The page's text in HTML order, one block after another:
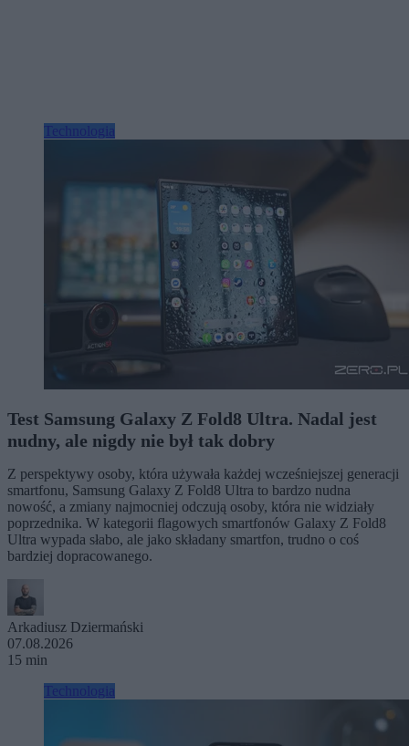
Technologia
Test Samsung Galaxy Z Fold8 Ultra. Nadal jest
nudny, ale nigdy nie był tak dobry
Z perspektywy osoby, która używała każdej wcześniejszej generacji
smartfonu, Samsung Galaxy Z Fold8 Ultra to bardzo nudna
nowość, a zmiany najmocniej odczują osoby, która nie widziały
poprzednika. W kategorii flagowych smartfonów Galaxy Z Fold8
Ultra wypada słabo, ale jako składany smartfon, trudno o coś
bardziej dopracowanego.
Arkadiusz Dziermański
07.08.2026
15 min
Technologia